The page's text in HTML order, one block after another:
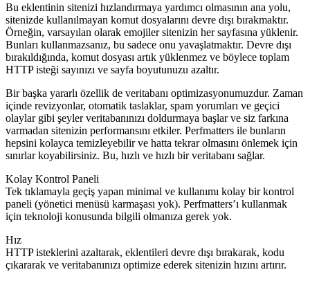
Bu eklentinin sitenizi hızlandırmaya yardımcı olmasının ana yolu,
sitenizde kullanılmayan komut dosyalarını devre dışı bırakmaktır.
Örneğin, varsayılan olarak emojiler sitenizin her sayfasına yüklenir.
Bunları kullanmazsanız, bu sadece onu yavaşlatmaktır. Devre dışı
bırakıldığında, komut dosyası artık yüklenmez ve böylece toplam
HTTP isteği sayınızı ve sayfa boyutunuzu azaltır.
Bir başka yararlı özellik de veritabanı optimizasyonumuzdur. Zaman
içinde revizyonlar, otomatik taslaklar, spam yorumları ve geçici
olaylar gibi şeyler veritabanınızı doldurmaya başlar ve siz farkına
varmadan sitenizin performansını etkiler. Perfmatters ile bunların
hepsini kolayca temizleyebilir ve hatta tekrar olmasını önlemek için
sınırlar koyabilirsiniz. Bu, hızlı ve hızlı bir veritabanı sağlar.
Kolay Kontrol Paneli
Tek tıklamayla geçiş yapan minimal ve kullanımı kolay bir kontrol
paneli (yönetici menüsü karmaşası yok). Perfmatters’ı kullanmak
için teknoloji konusunda bilgili olmanıza gerek yok.
Hız
HTTP isteklerini azaltarak, eklentileri devre dışı bırakarak, kodu
çıkararak ve veritabanınızı optimize ederek sitenizin hızını artırır.